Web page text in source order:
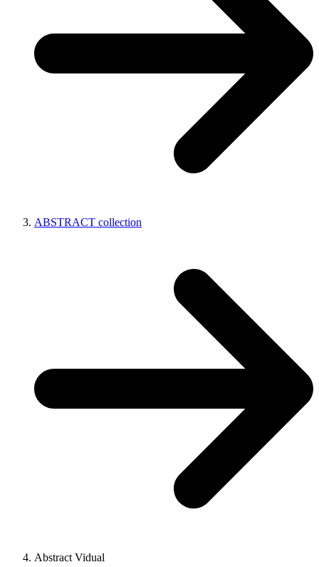
ABSTRACT collection
Abstract Vidual